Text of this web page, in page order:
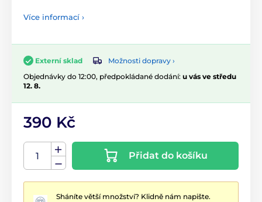
Více informací ›
Externí sklad
Možnosti dopravy ›
Objednávky do 12:00, předpokládané dodání: u vás ve středu
12. 8.
390 Kč
Přidat do košíku
Sháníte větší množství? Klidně nám napište.